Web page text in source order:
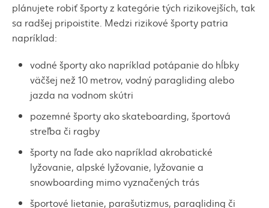
plánujete robiť športy z kategórie tých rizikovejších, tak
sa radšej pripoistite. Medzi rizikové športy patria
napríklad:
vodné športy ako napríklad potápanie do hĺbky
väčšej než 10 metrov, vodný paragliding alebo
jazda na vodnom skútri
pozemné športy akoskateboarding, športová
streľba či ragby
športy na ľade ako napríklad akrobatické
lyžovanie, alpské lyžovanie, lyžovanie a
snowboarding mimo vyznačených trás
športové lietanie, parašutizmus, paragliding či